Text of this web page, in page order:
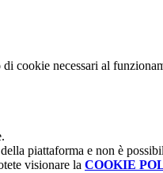
cookie necessari al
piattaforma e non è
visionare la COOKIE